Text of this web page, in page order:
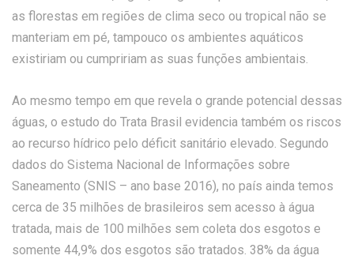
as florestas em regiões de clima seco ou tropical não se
manteriam em pé, tampouco os ambientes aquáticos
existiriam ou cumpririam as suas funções ambientais.
Ao mesmo tempo em que revela o grande potencial dessas
águas, o estudo do Trata Brasil evidencia também os riscos
ao recurso hídrico pelo déficit sanitário elevado. Segundo
dados do Sistema Nacional de Informações sobre
Saneamento (SNIS – ano base 2016), no país ainda temos
cerca de 35 milhões de brasileiros sem acesso à água
tratada, mais de 100 milhões sem coleta dos esgotos e
somente 44,9% dos esgotos são tratados. 38% da água